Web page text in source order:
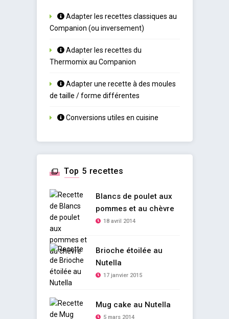
Adapter les recettes classiques au
Companion (ou inversement)
Adapter les recettes du
Thermomix au Companion
Adapter une recette à des moules
de taille / forme différentes
Conversions utiles en cuisine
Top 5 recettes
Blancs de poulet aux
pommes et au chèvre
18 avril 2014
Brioche étoilée au
Nutella
17 janvier 2015
Mug cake au Nutella
5 mars 2014